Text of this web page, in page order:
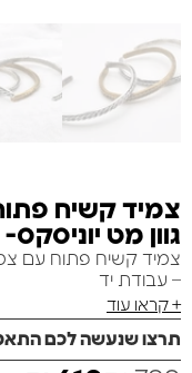
צמיד קשיח
גוון מט
– עבודת יד
+ קראו עוד
תרצו שנעשה לכם